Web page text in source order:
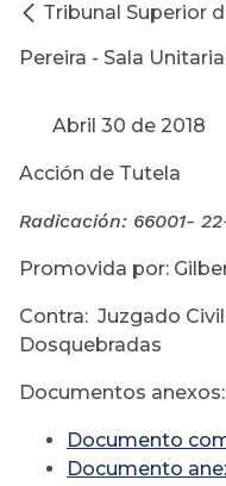
Tribunal Superior
Pereira - Sala
Abril 30 de 2018
Acción de Tutela
Radicación: 66001-
Promovida por:
Contra: Juzgado
Dosquebradas
Documentos anexos:
Documento
Documento